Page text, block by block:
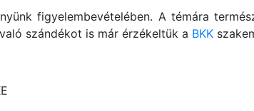
figyelembevételében. A témára
szándékot is már érzékeltük a BKK